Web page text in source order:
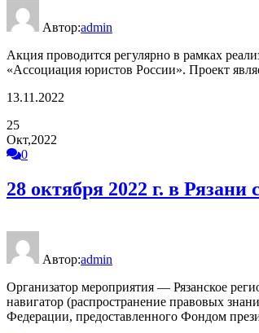
Автор:admin
Акция проводится регулярно в рамках
«Ассоциация юристов России». Проект
13.11.2022
25
Окт,2022
0
28 октября 2022 г. в
Автор:admin
Организатор мероприятия — Рязанское
навигатор (распространение правовых
Федерации, предоставленного Фондом